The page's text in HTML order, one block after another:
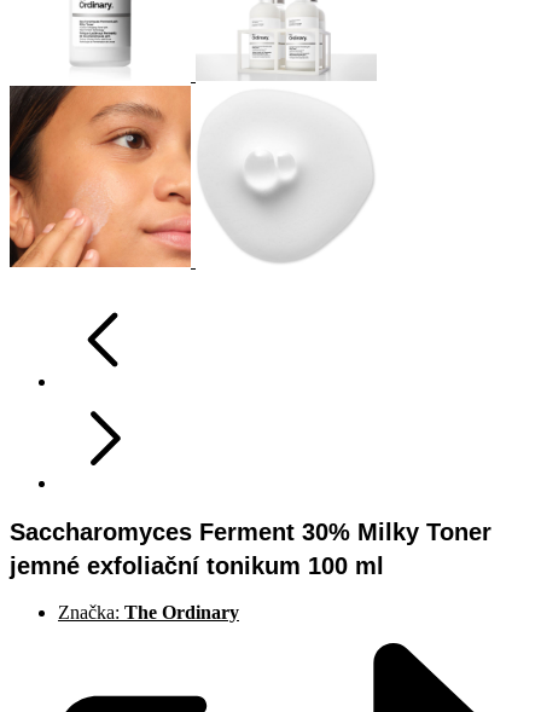
Saccharomyces Ferment 30% Milky Toner
jemné exfoliační tonikum 100 ml
Značka: The Ordinary